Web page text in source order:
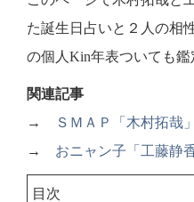
た誕生日占いと２人の相
の個人Kin年表ついても鑑
関連記事
→
ＳＭＡＰ「木村拓哉
→ おニャン子「工藤静
目次